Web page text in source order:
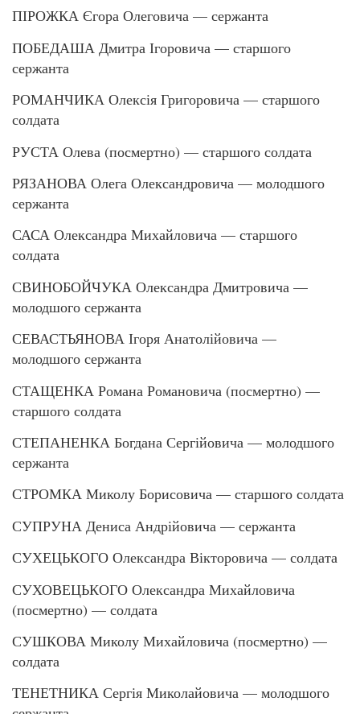
ПІРОЖКА Єгора Олеговича — сержанта
ПОБЕДАША Дмитра Ігоровича — старшого
сержанта
РОМАНЧИКА Олексія Григоровича — старшого
солдата
РУСТА Олева (посмертно) — старшого солдата
РЯЗАНОВА Олега Олександровича — молодшого
сержанта
САСА Олександра Михайловича — старшого
солдата
СВИНОБОЙЧУКА Олександра Дмитровича —
молодшого сержанта
СЕВАСТЬЯНОВА Ігоря Анатолійовича —
молодшого сержанта
СТАЩЕНКА Романа Романовича (посмертно) —
старшого солдата
СТЕПАНЕНКА Богдана Сергійовича — молодшого
сержанта
СТРОМКА Миколу Борисовича — старшого солдата
СУПРУНА Дениса Андрійовича — сержанта
СУХЕЦЬКОГО Олександра Вікторовича — солдата
СУХОВЕЦЬКОГО Олександра Михайловича
(посмертно) — солдата
СУШКОВА Миколу Михайловича (посмертно) —
солдата
ТЕНЕТНИКА Сергія Миколайовича — молодшого